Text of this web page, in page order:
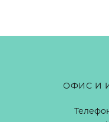
ОФИС И